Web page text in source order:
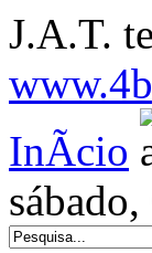
J.A.T.
InÃ­cio